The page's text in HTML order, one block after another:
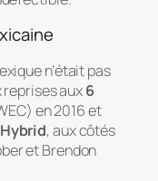
n’était pas
reprises aux6
en 2016 et
, aux côtés
et Brendon